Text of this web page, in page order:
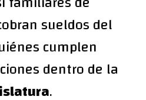
sueldos del
cumplen
dentro de la
.